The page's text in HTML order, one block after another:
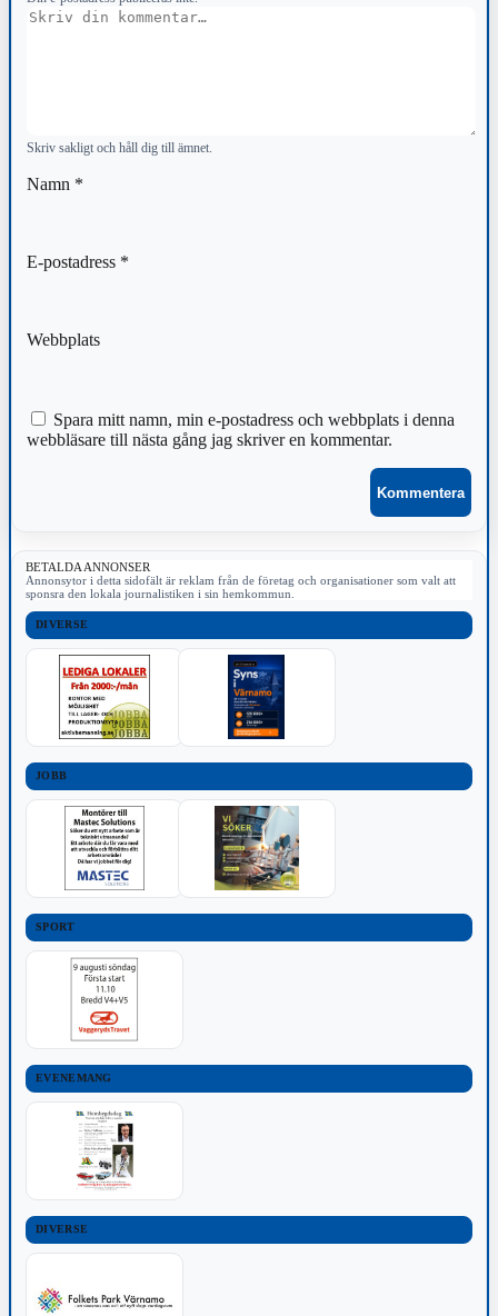
Kommentar
Skriv sakligt och håll dig till ämnet.
Namn *
E-postadress *
Webbplats
Spara mitt namn, min e-postadress och webbplats i denna
webbläsare till nästa gång jag skriver en kommentar.
BETALDA ANNONSER
Annonsytor i detta sidofält är reklam från de företag och organisationer som valt att
sponsra den lokala journalistiken i sin hemkommun.
DIVERSE
JOBB
SPORT
EVENEMANG
DIVERSE